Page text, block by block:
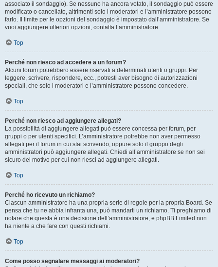
associato il sondaggio). Se nessuno ha ancora votato, il sondaggio può essere
modificato o cancellato, altrimenti solo i moderatori e l’amministratore possono
farlo. Il limite per le opzioni del sondaggio è impostato dall’amministratore. Se
vuoi aggiungere ulteriori opzioni, contatta l’amministratore.
Top
Perché non riesco ad accedere a un forum?
Alcuni forum potrebbero essere riservati a determinati utenti o gruppi. Per
leggere, scrivere, rispondere, ecc., potresti aver bisogno di autorizzazioni
speciali, che solo i moderatori e l’amministratore possono concedere.
Top
Perché non riesco ad aggiungere allegati?
La possibilità di aggiungere allegati può essere concessa per forum, per
gruppi o per utenti specifici. L’amministratore potrebbe non aver permesso
allegati per il forum in cui stai scrivendo, oppure solo il gruppo degli
amministratori può aggiungere allegati. Chiedi all’amministratore se non sei
sicuro del motivo per cui non riesci ad aggiungere allegati.
Top
Perché ho ricevuto un richiamo?
Ciascun amministratore ha una propria serie di regole per la propria Board. Se
pensa che tu ne abbia infranta una, può mandarti un richiamo. Ti preghiamo di
notare che questa è una decisione dell’amministratore, e phpBB Limited non
ha niente a che fare con questi richiami.
Top
Come posso segnalare messaggi ai moderatori?